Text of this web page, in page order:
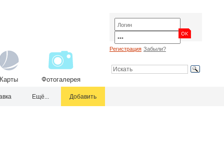
Карты Фотогалерея
Регистрация Забыли?
Ещё... Добавить